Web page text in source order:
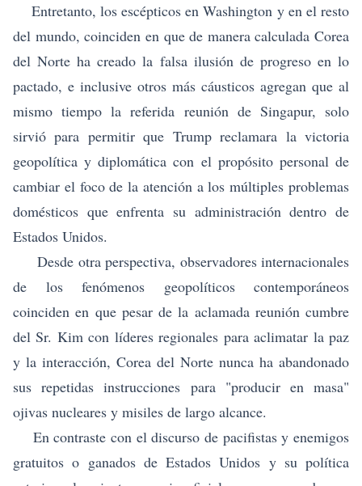
Entretanto, los escépticos en Washington y en el resto
del mundo, coinciden en que de manera calculada Corea
del Norte ha creado la falsa ilusión de progreso en lo
pactado, e inclusive otros más cáusticos agregan que al
mismo tiempo la referida reunión de Singapur, solo
sirvió para permitir que Trump reclamara la victoria
geopolítica y diplomática con el propósito personal de
cambiar el foco de la atención a los múltiples problemas
domésticos que enfrenta su administración dentro de
Estados Unidos.
Desde otra perspectiva, observadores internacionales
de los fenómenos geopolíticos contemporáneos
coinciden en que pesar de la aclamada reunión cumbre
del Sr. Kim con líderes regionales para aclimatar la paz
y la interacción, Corea del Norte nunca ha abandonado
sus repetidas instrucciones para "producir en masa"
ojivas nucleares y misiles de largo alcance.
En contraste con el discurso de pacifistas y enemigos
gratuitos o ganados de Estados Unidos y su política